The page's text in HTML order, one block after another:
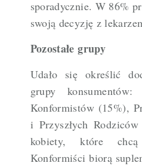
sporadycznie. W 86%
swoją decyzję z
Pozostałe grupy
Udało się określić
grupy
Konformistów (15%),
i Przyszłych
kobiety, które
Konformiści biorą